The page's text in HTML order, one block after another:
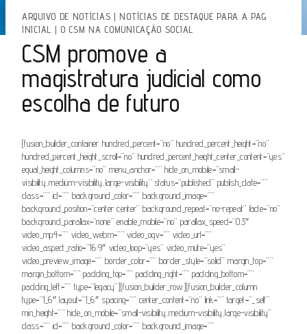
ARQUIVO DE NOTÍCIAS | NOTÍCIAS DE DESTAQUE PARA A PAG
INICIAL
| O CSM NA COMUNICAÇÃO SOCIAL
CSM promove a
magistratura judicial como
escolha de futuro
[fusion_builder_container hundred_percent=”no” hundred_percent_height=”no”
hundred_percent_height_scroll=”no” hundred_percent_height_center_content=”yes”
equal_height_columns=”no” menu_anchor=”” hide_on_mobile=”small-
visibility,medium-visibility,large-visibility” status=”published” publish_date=””
class=”” id=”” background_color=”” background_image=””
background_position=”center center” background_repeat=”no-repeat” fade=”no”
background_parallax=”none” enable_mobile=”no” parallax_speed=”0.3″
video_mp4=”” video_webm=”” video_ogv=”” video_url=””
video_aspect_ratio=”16:9″ video_loop=”yes” video_mute=”yes”
video_preview_image=”” border_color=”” border_style=”solid” margin_top=””
margin_bottom=”” padding_top=”” padding_right=”” padding_bottom=””
padding_left=”” type=”legacy”][fusion_builder_row][fusion_builder_column
type=”1_6″ layout=”1_6″ spacing=”” center_content=”no” link=”” target=”_self”
min_height=”” hide_on_mobile=”small-visibility,medium-visibility,large-visibility”
class=”” id=”” background_color=”” background_image=””